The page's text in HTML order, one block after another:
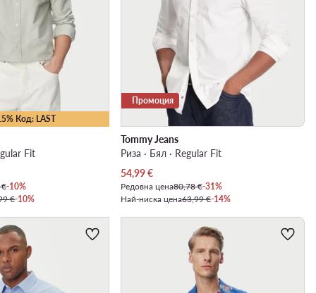
Код: LAST
Fit
€-10%
€-10%
Промоция
Tommy Jeans
Риза · Бял · Regular Fit
Актуална цена
54,99€
Редовна цена80,78 €-31%
Най-ниска цена63,99 €-14%